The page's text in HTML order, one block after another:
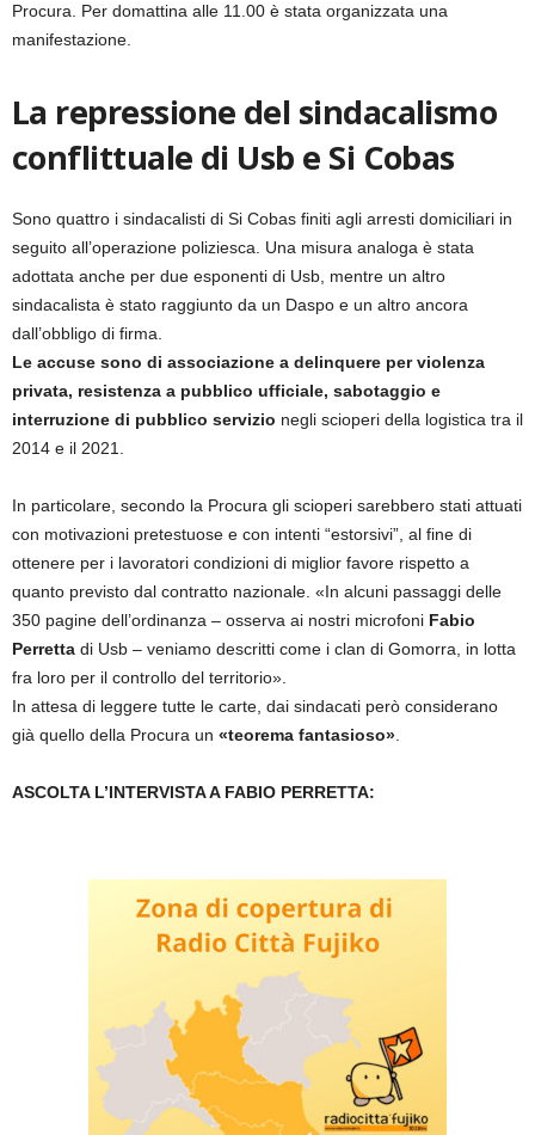
Procura. Per domattina alle 11.00 è stata organizzata una
manifestazione.
La repressione del sindacalismo
conflittuale di Usb e Si Cobas
Sono quattro i sindacalisti di Si Cobas finiti agli arresti domiciliari in
seguito all’operazione poliziesca. Una misura analoga è stata
adottata anche per due esponenti di Usb, mentre un altro
sindacalista è stato raggiunto da un Daspo e un altro ancora
dall’obbligo di firma.
Le accuse sono di associazione a delinquere per violenza
privata, resistenza a pubblico ufficiale, sabotaggio e
interruzione di pubblico servizio negli scioperi della logistica tra il
2014 e il 2021.
In particolare, secondo la Procura gli scioperi sarebbero stati attuati
con motivazioni pretestuose e con intenti “estorsivi”, al fine di
ottenere per i lavoratori condizioni di miglior favore rispetto a
quanto previsto dal contratto nazionale. «In alcuni passaggi delle
350 pagine dell’ordinanza – osserva ai nostri microfoni Fabio
Perretta di Usb – veniamo descritti come i clan di Gomorra, in lotta
fra loro per il controllo del territorio».
In attesa di leggere tutte le carte, dai sindacati però considerano
già quello della Procura un «teorema fantasioso».
ASCOLTA L’INTERVISTA A FABIO PERRETTA: